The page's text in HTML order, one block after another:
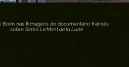
Boim nas filmagens do documentário francês
sobre Sintra Le Mont de la Lune